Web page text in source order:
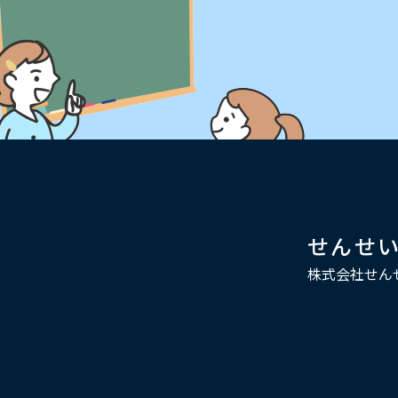
せんせ
株式会社せん